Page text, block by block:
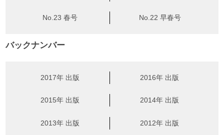
No.23 春号 No.22 早春号
バックナンバー
2017年 出版 2016年 出版
2015年 出版 2014年 出版
2013年 出版 2012年 出版